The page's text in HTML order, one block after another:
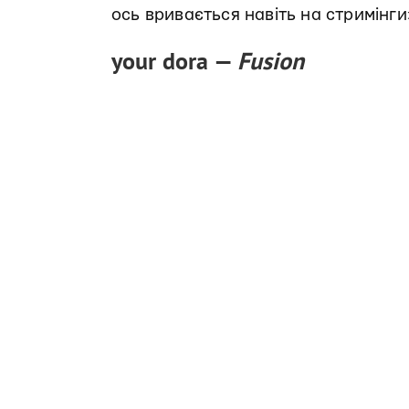
ось вривається навіть на
your dora — Fusion